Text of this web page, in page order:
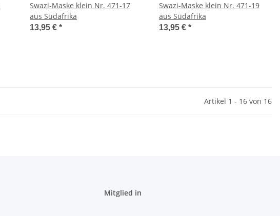
Swazi-Maske klein Nr. 471-17
aus Südafrika
13,95 € *
Swazi-Maske klein Nr. 471-19
aus Südafrika
13,95 € *
Artikel 1 - 16 von 16
Mitglied in